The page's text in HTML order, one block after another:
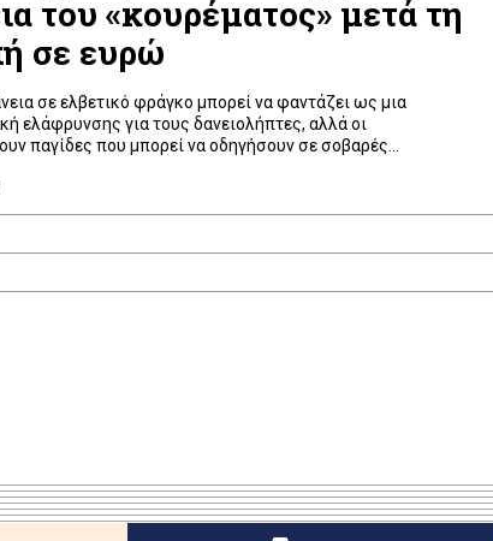
του «κουρέματος» μετά τη
σε ευρώ
σε ελβετικό φράγκο μπορεί να φαντάζει ως μια
ελάφρυνσης για τους δανειολήπτες, αλλά οι
παγίδες που μπορεί να οδηγήσουν σε σοβαρές
δυσκολιών, ενδέχεται να μην συνειδητοποιούν ότι η
σημαντικές προϋποθέσεις και κινδύνους. […]